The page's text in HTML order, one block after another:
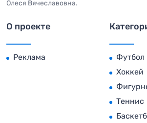
Олеся Вячеславовна.
О проекте
Реклама
Футбол
Хоккей
Теннис